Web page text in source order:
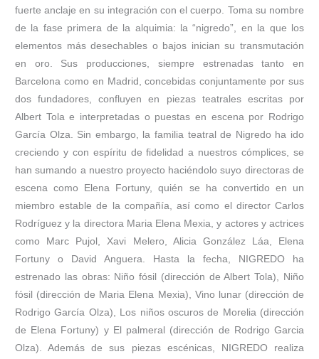
fuerte anclaje en su integración con el cuerpo. Toma su nombre
de la fase primera de la alquimia: la “nigredo”, en la que los
elementos más desechables o bajos inician su transmutación
en oro. Sus producciones, siempre estrenadas tanto en
Barcelona como en Madrid, concebidas conjuntamente por sus
dos fundadores, confluyen en piezas teatrales escritas por
Albert Tola e interpretadas o puestas en escena por Rodrigo
García Olza. Sin embargo, la familia teatral de Nigredo ha ido
creciendo y con espíritu de fidelidad a nuestros cómplices, se
han sumando a nuestro proyecto haciéndolo suyo directoras de
escena como Elena Fortuny, quién se ha convertido en un
miembro estable de la compañía, así como el director Carlos
Rodríguez y la directora Maria Elena Mexia, y actores y actrices
como Marc Pujol, Xavi Melero, Alicia González Láa, Elena
Fortuny o David Anguera. Hasta la fecha, NIGREDO ha
estrenado las obras: Niño fósil (dirección de Albert Tola), Niño
fósil (dirección de Maria Elena Mexia), Vino lunar (dirección de
Rodrigo García Olza), Los niños oscuros de Morelia (dirección
de Elena Fortuny) y El palmeral (dirección de Rodrigo Garcia
Olza). Además de sus piezas escénicas, NIGREDO realiza